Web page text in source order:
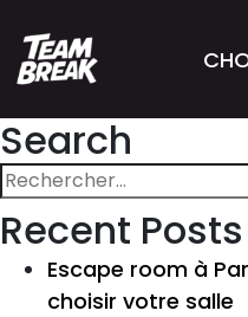
Search
Rechercher :
Recent Posts
Escape room à
choisir votre salle